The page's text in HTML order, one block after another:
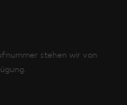
stehen wir von